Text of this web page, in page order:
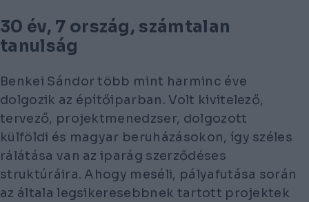
30 év, 7 ország, számtalan
tanulság
Benkei Sándor több mint harminc éve
dolgozik az építőiparban. Volt kivitelező,
tervező, projektmenedzser, dolgozott
külföldi és magyar beruházásokon, így széles
rálátása van az iparág szerződéses
struktúráira. Ahogy meséli, pályafutása során
az általa legsikeresebbnek tartott projektek